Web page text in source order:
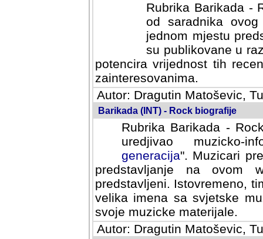
Rubrika Barikada -
od saradnika
jednom mjestu
su publikovane u
potencira vrijednost tih
zainteresovanima.
Autor: Dragutin Matoševic,
Barikada (INT) - Rock biografije
Rubrika Barikada -
uredjivao muzicko-
Muzicari predstavljeni u
na ovom web portalu
Istovremeno, tim nacinom
sa svjetske muzicke scene
materijale.
Autor: Dragutin Matoševic,